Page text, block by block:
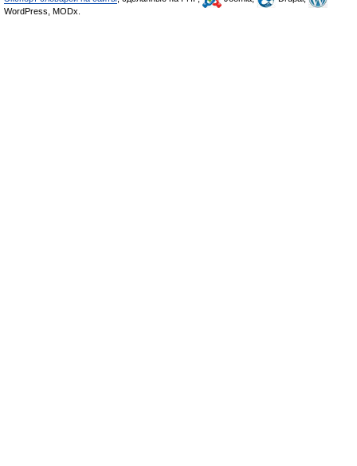
WordPress, MODx.